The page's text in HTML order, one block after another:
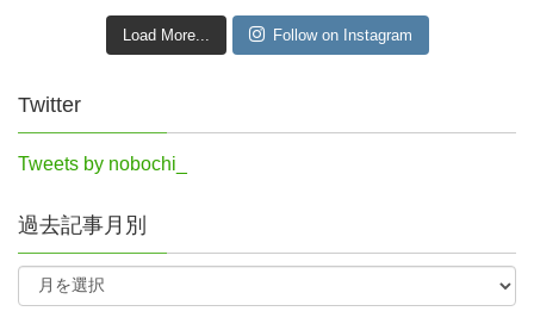
Load More... Follow on Instagram
Twitter
Tweets by nobochi_
過去記事月別